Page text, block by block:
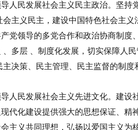
人民发展社会主义民主政治。坚持
会主义民主，建设中国特色社会主
党领导的多党合作和政治协商制度
多层 制度化发展，切实保障人
主决策、民主管理、民主监督的制
人民发展社会主义先进文化。建
代化建设提供强大的思想保证、
主义共同理想，弘扬以爱国主义